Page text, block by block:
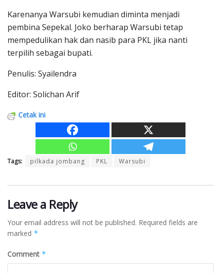
Karenanya Warsubi kemudian diminta menjadi
pembina Sepekal. Joko berharap Warsubi tetap
mempedulikan hak dan nasib para PKL jika nanti
terpilih sebagai bupati.
Penulis: Syailendra
Editor: Solichan Arif
Cetak ini
Tags: pilkada jombang PKL Warsubi
Leave a Reply
Your email address will not be published. Required fields are
marked *
Comment *